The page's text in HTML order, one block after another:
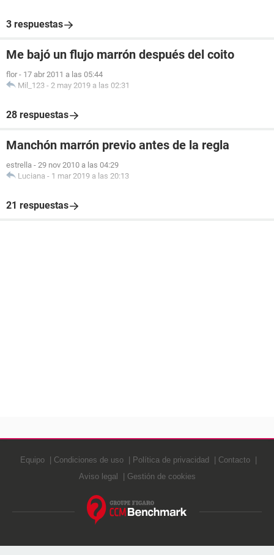
3 respuestas
Me bajó un flujo marrón después del coito
flor - 17 abr 2011 a las 05:44
Mil_123 - 2 may 2019 a las 02:31
28 respuestas
Manchón marrón previo antes de la regla
estrella - 29 nov 2010 a las 04:29
Luciana - 1 mar 2019 a las 20:13
21 respuestas
Equipo Condiciones de uso Política de privacidad
Contacto
Aviso legal
Gestión de cookies